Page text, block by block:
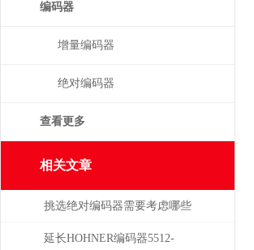
编码器
增量编码器
绝对编码器
查看更多
相关文章
挑选绝对编码器需要考虑哪些
问题
延长HOHNER编码器5512-